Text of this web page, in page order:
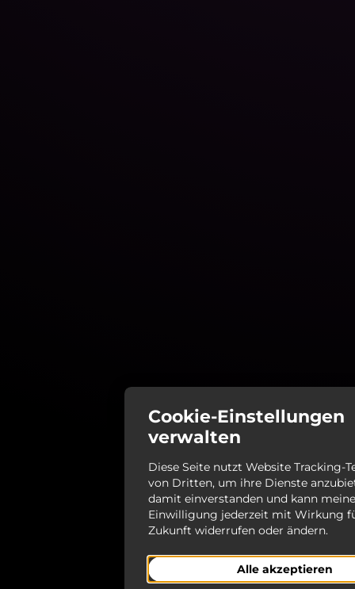
Cookie-Einstellungen
verwalten
Diese Seite nutzt Website Tracking-
von Dritten, um ihre Dienste
damit einverstanden und kann
Einwilligung jederzeit mit Wirkung
Zukunft widerrufen oder ändern.
Alle akzeptieren